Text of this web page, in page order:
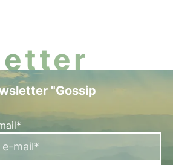
"Gossip